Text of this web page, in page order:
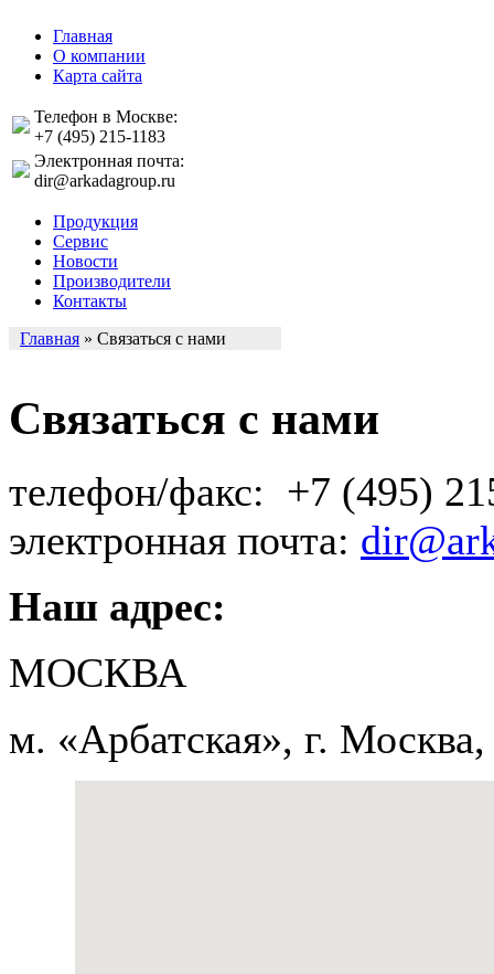
Главная
О компании
Карта сайта
Телефон в Москве:
+7 (495) 215-1183
Электронная почта:
dir@arkadagroup.ru
Продукция
Сервис
Новости
Производители
Контакты
Главная » Связаться с нами
Связаться с нами
телефон/факс: +7 (495)
электронная почта:
Наш адрес:
МОСКВА
м. «Арбатская», г.